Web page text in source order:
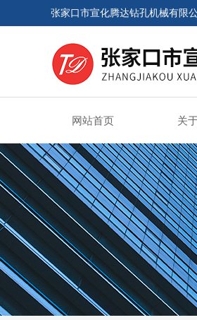
张家口市宣化腾达钻孔机械有限
网站首页 关